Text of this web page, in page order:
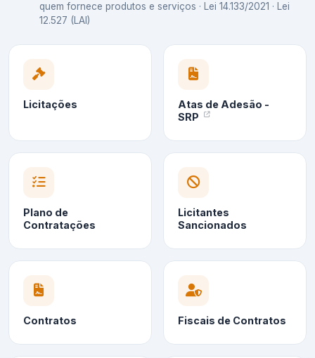
quem fornece produtos e serviços · Lei 14.133/2021 · Lei
12.527 (LAI)
Licitações
Atas de Adesão -
SRP
Plano de
Contratações
Licitantes
Sancionados
Contratos Fiscais de Contratos